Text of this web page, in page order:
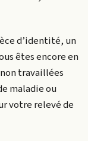
d’identité, un
êtes encore en
travaillées
maladie ou
votre relevé de